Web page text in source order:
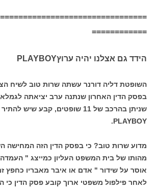
============
הידד גם אצלנו יהיה ערוץPLAYBOY
השופטת דליה דורנר עשתה שרות טוב לשיח
בפסק הדין האחרון שנתנה ערב יציאתה
שניתן בהרכב של 11 שופטים, קבע
PLAYBOY.
מדוע שרות טוב? כי בפסק הדין הזה המחישה
מהותו של בית המשפט העליון כמייצג "
אוסר על שידור " אדם או איבר מאבריו כחפץ
לאחר פילפול משפטי ארוך קובע פסק הדין כי